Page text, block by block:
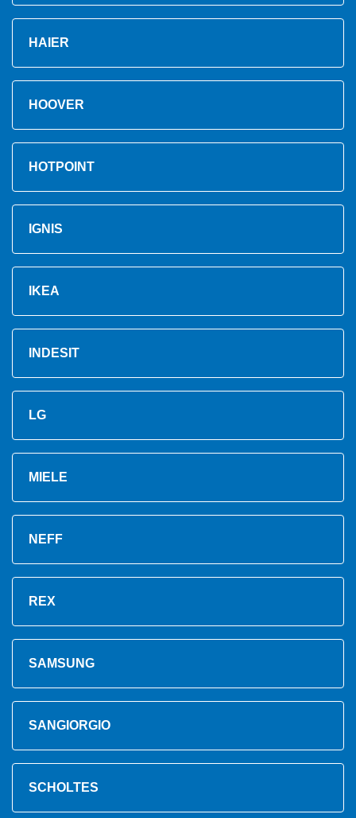
HAIER
HOOVER
HOTPOINT
IGNIS
IKEA
INDESIT
LG
MIELE
NEFF
REX
SAMSUNG
SANGIORGIO
SCHOLTES